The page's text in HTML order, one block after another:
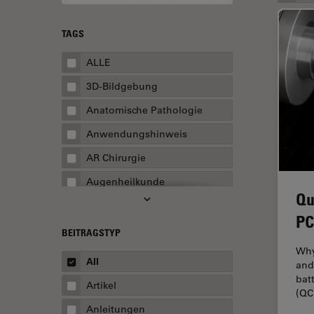
TAGS
ALLE
3D-Bildgebung
Anatomische Pathologie
Anwendungshinweis
AR Chirurgie
Augenheilkunde
Augmented Reality
Ausbildung
Transport
BEITRAGSTYP
All
Artikel
Anleitungen